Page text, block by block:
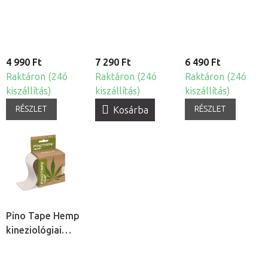
4 990 Ft
Raktáron (24ó
kiszállítás)
RÉSZLET
7 290 Ft
Raktáron (24ó
kiszállítás)
Kosárba
6 490 Ft
Raktáron (24ó
kiszállítás)
RÉSZLET
Pino Tape Hemp
kineziológiai